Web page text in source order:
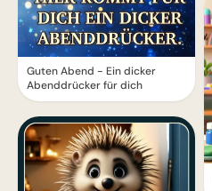
Guten Abend - Ein dicker
Abenddrücker für dich